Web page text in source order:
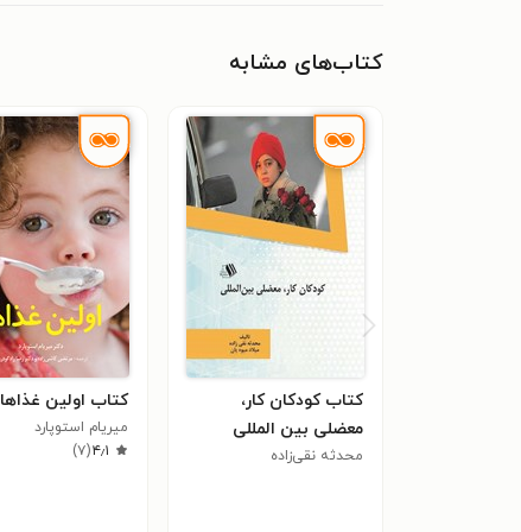
کتاب‌های مشابه
کتاب کودکان کار،
معضلی بین المللی
محدثه نقی‌زاده
کتاب اولین غذاها
میریام استوپارد
۴٫۱(۷)